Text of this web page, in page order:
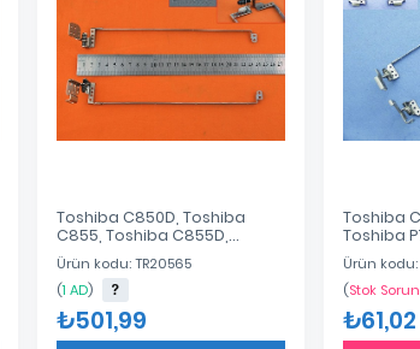
Toshiba C850D, Toshiba
C855, Toshiba C855D,
Toshiba L855 Menteşe
Versiyon 2 H000050070,
H000050080, 13N0-ZWN0303,
13N0-ZWN0401, PL15
Ürün kodu: TR20565
(1 AD)
₺501,99
Toshiba
Toshiba
Menteşe
Ürün kodu:
(Stok
₺61,02